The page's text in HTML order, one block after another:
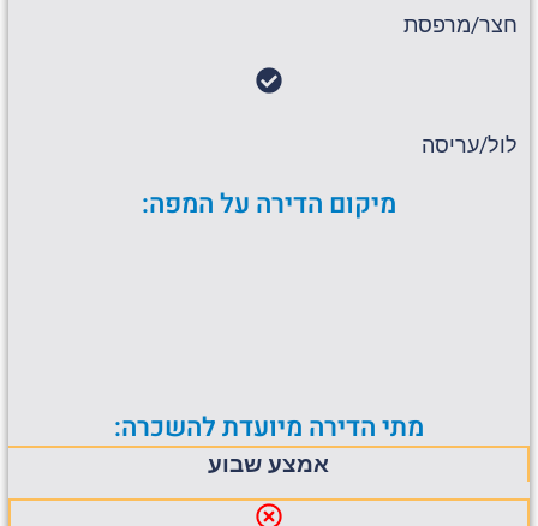
חצר/מרפסת
לול/עריסה
מיקום הדירה על המפה:
מתי הדירה מיועדת להשכרה:
אמצע שבוע